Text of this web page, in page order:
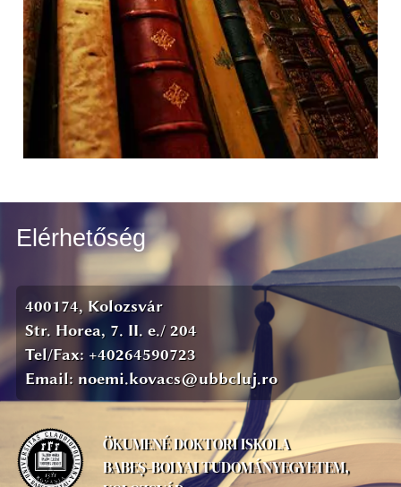
Elérhetőség
400174, Kolozsvár
Str. Horea, 7. II. e./ 204
Tel/Fax: +40264590723
Email: noemi.kovacs@ubbcluj.ro
ÖKUMENÉ DOKTORI ISKOLA
BABEȘ-BOLYAI TUDOMÁNYEGYETEM,